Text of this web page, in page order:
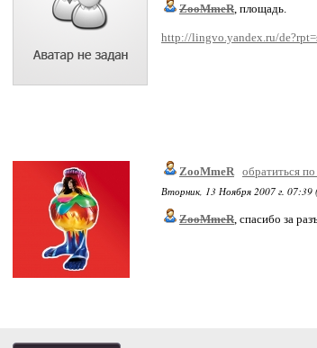
ZooMmeR, площадь.
http://lingvo.yandex.ru/
ZooMmeR обратиться
Вторник, 13 Ноября 2007 г. 07:39
ZooMmeR, спасибо за